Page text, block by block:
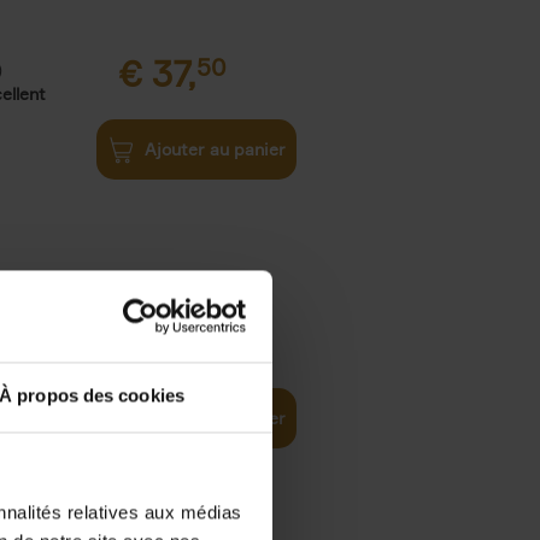
À propos des cookies
relatives aux médias
€ 37,50
Ajouter au panier
world 29,99
Ajouter au panier